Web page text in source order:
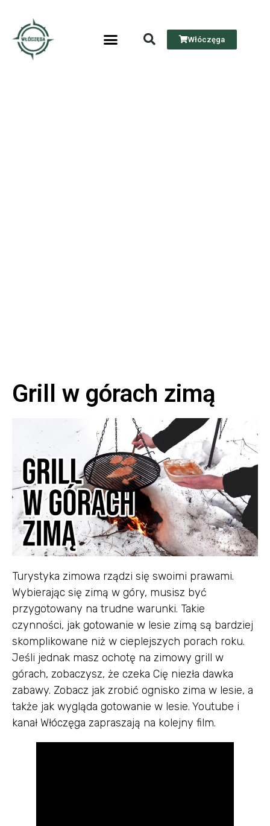
Włóczęga
Grill w górach zimą
Turystyka zimowa rządzi się swoimi prawami.
Wybierając się zimą w góry, musisz być
przygotowany na trudne warunki. Takie
czynności, jak gotowanie w lesie zimą są bardziej
skomplikowane niż w cieplejszych porach roku.
Jeśli jednak masz ochotę na zimowy grill w
górach, zobaczysz, że czeka Cię niezła dawka
zabawy. Zobacz jak zrobić ognisko zima w lesie, a
także jak wygląda gotowanie w lesie. Youtube i
kanał Włóczęga zapraszają na kolejny film.